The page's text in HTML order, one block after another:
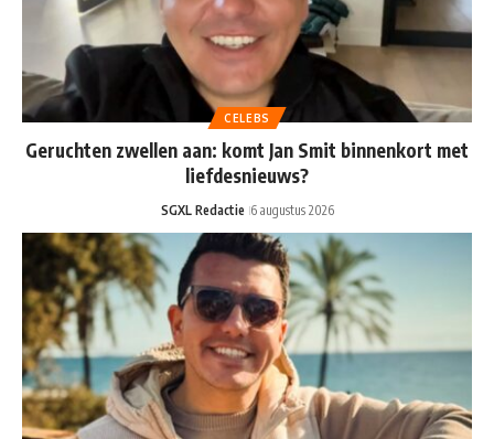
CELEBS
Geruchten zwellen aan: komt Jan Smit binnenkort met
liefdesnieuws?
SGXL Redactie 6 augustus 2026